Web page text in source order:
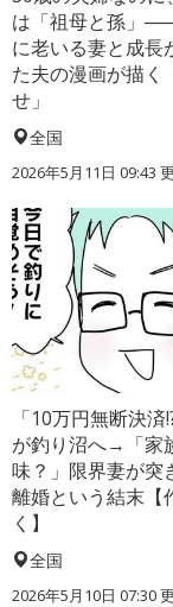
は「祖母と孫」
に老いる妻と成長
た夫の漫画が描く
せ」
全国
2026年5月11日 09:43
「10万円無断決済
が釣り沼へ→「家
味？」限界妻が突
離婚という結末【
く】
全国
2026年5月10日 07:30